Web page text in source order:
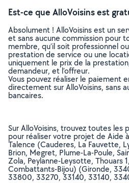
Est-ce que AlloVoisins est
Absolument ! AlloVoisins est un
et sans aucune commission pour
membre, qu’il soit professionnel
prestation de service ou une
uniquement le prix de la
demandeur, et l’offreur.
Vous pouvez réaliser le paiement
directement sur AlloVoisins, sans
bancaires.
Sur AlloVoisins, trouvez toutes les
pour réaliser votre projet de Aide
Talence (Cauderes, La Fauvette,
Brion, Megret, Plume-La-Poule,
Zola, Peylanne-Leysotte, Thouars
Combattants-Bijou) (Gironde,
33800, 33270, 33140, 33140,